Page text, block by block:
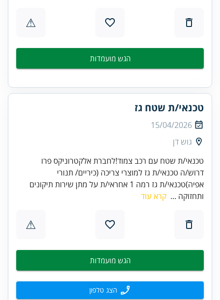
⚠
הגש מועמדות
טכנאי/ת שטח גז
15/04/2026
גוש דן
טכנאי/ת שטח עם רכב צמוד!לחברת אלקטרוניקס פרו
דרוש/ה טכנאי/ת גז למוצרי צריכה (כיריים/ תנורי
אפיה)טכנאי/ת גז רמה 1 אחראי/ת על מתן שירות תיקונים
ותחזוקה ... קרא עוד
⚠
הגש מועמדות
הצג טלפון